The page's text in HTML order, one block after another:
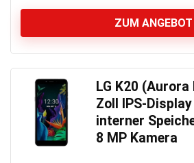
ZUM ANGEBOT
LG K20 (Aurora
Zoll IPS-Display
interner
8 MP Kamera